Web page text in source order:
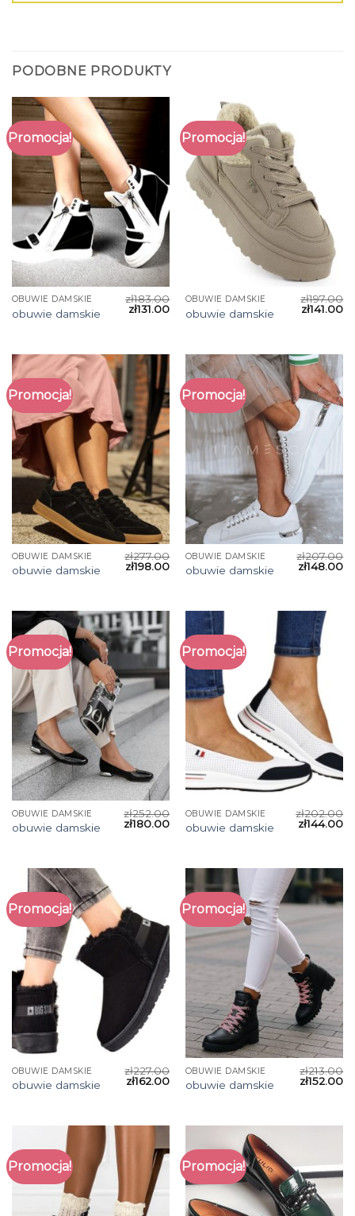
PODOBNE PRODUKTY
Promocja!
OBUWIE DAMSKIE
obuwie damskie
zł183.00
zł131.00
Promocja!
OBUWIE DAMSKIE
obuwie damskie
zł197.00
zł141.00
Promocja!
OBUWIE DAMSKIE
obuwie damskie
zł277.00
zł198.00
Promocja!
OBUWIE DAMSKIE
obuwie damskie
zł207.00
zł148.00
Promocja!
OBUWIE DAMSKIE
obuwie damskie
zł252.00
zł180.00
Promocja!
OBUWIE DAMSKIE
obuwie damskie
zł202.00
zł144.00
Promocja!
OBUWIE DAMSKIE
obuwie damskie
zł227.00
zł162.00
Promocja!
OBUWIE DAMSKIE
obuwie damskie
zł213.00
zł152.00
Promocja! Promocja!